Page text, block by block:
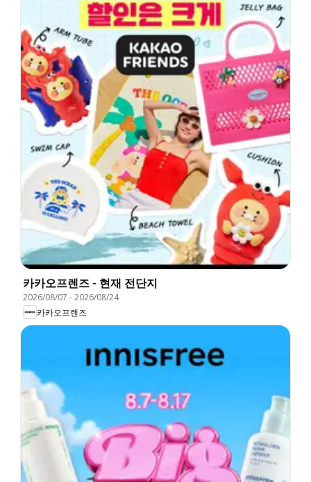
카카오프렌즈 - 현재 전단지
2026/08/07 -2026/08/24
카카오프렌즈